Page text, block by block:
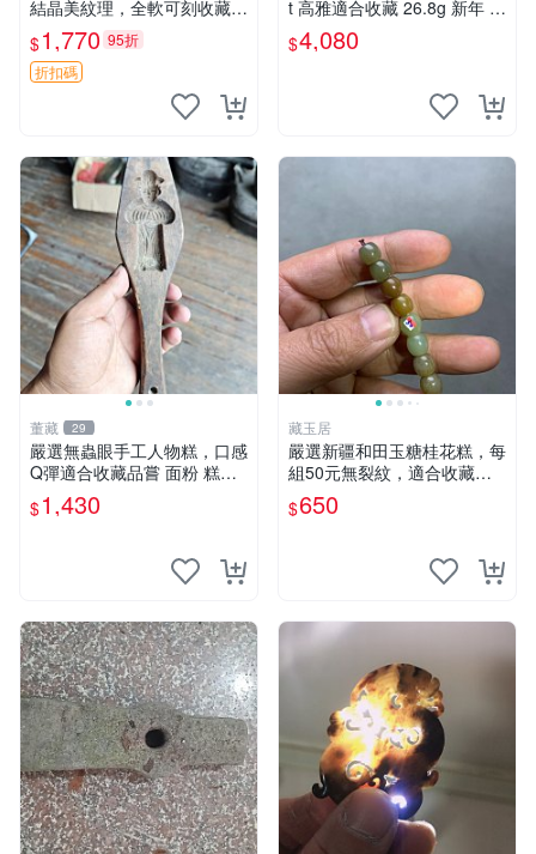
結晶美紋理，全軟可刻收藏佳
品 篆刻 限量版
$1,770 95折
折扣碼
t 高雅適合收藏 26.8g 新年 老
玉、雕佩、圓形
$4,080
董藏 29
嚴選無蟲眼手工人物糕，口感
Q彈適合收藏品嘗 面粉 糕點
人物糕
$1,430
藏玉居
嚴選新疆和田玉糖桂花糕，每
組50元無裂紋，適合收藏與
送禮 糖桂花糕 和田玉 精品
$650